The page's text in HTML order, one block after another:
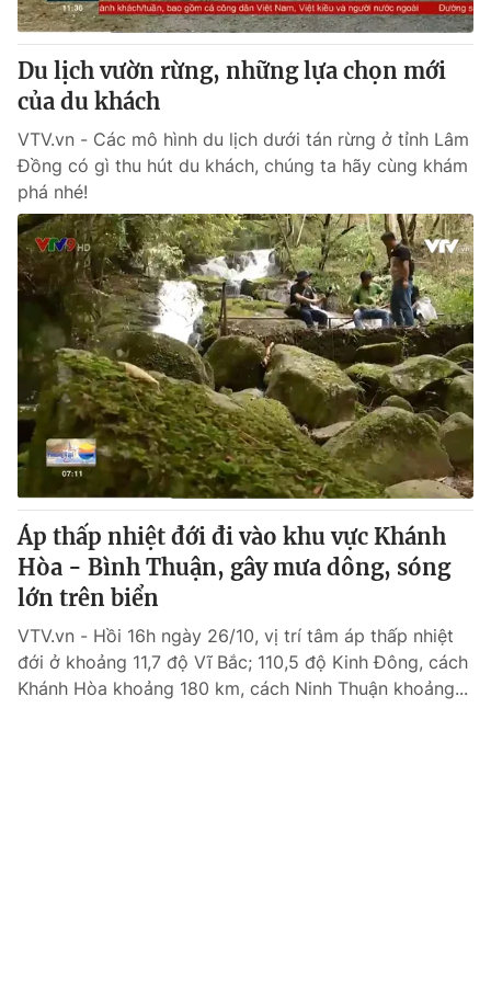
® Cấm sao chép dưới mọi hình thức nếu không có sự chấp
thuận bằng văn bản. Ghi rõ nguồn VTV.vn khi phát hành lại
thông tin từ website này.
Du lịch vườn rừng, những lựa chọn mới
của du khách
VTV.vn - Các mô hình du lịch dưới tán rừng ở tỉnh Lâm
Đồng có gì thu hút du khách, chúng ta hãy cùng khám
phá nhé!
Áp thấp nhiệt đới đi vào khu vực Khánh
Hòa - Bình Thuận, gây mưa dông, sóng
lớn trên biển
VTV.vn - Hồi 16h ngày 26/10, vị trí tâm áp thấp nhiệt
đới ở khoảng 11,7 độ Vĩ Bắc; 110,5 độ Kinh Đông, cách
Khánh Hòa khoảng 180 km, cách Ninh Thuận khoảng...